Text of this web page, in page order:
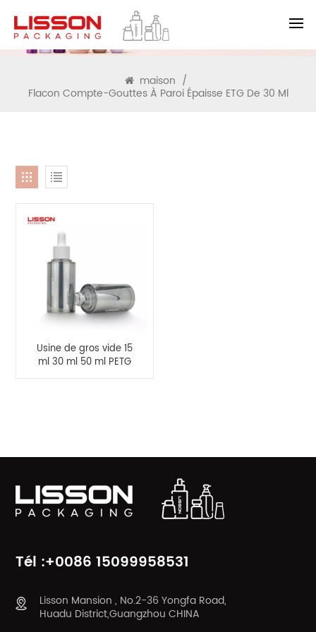
RECHERCHE
maison /
Flacon Compte-Gouttes À Paroi Épaisse ETG De 30 Ml
Usine de gros vide 15
ml 30 ml 50 ml PETG
flacon compte-
Tél :+0086 15099958531
Lisson Mansion , No.2-36 Yongfa Road,
Huadu District,Guangzhou CHINA